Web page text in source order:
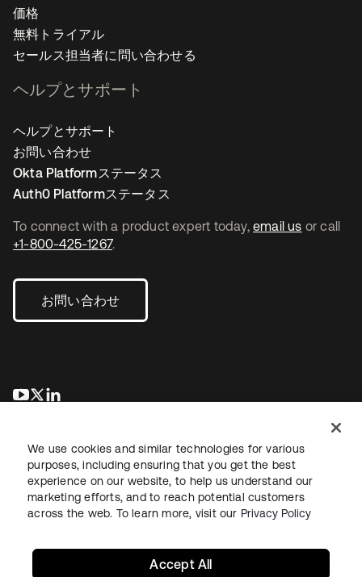
To connect with a product expert today, email us or call
+1-800-425-1267.
お問い合わせ
新しいタブで開く
新しいタブで開く
価格
無料トライアル
セールス担当者に問い合わせる
ヘルプとサポート
ヘルプとサポート
お問い合わせ
Okta Platformステータス
Auth0 Platformステータス
法務プライバシーポリシーサイト利用規約セキュリティ
We use cookies and similar technologies for various
purposes, including ensuring that you get the best
experience on our website, to help us understand our
marketing efforts, and to reach potential customers
across the web. To learn more, visit our Privacy Policy
Accept All